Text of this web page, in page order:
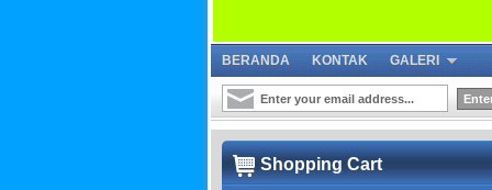
BERANDA KONTAK GALERI
Shopping Cart